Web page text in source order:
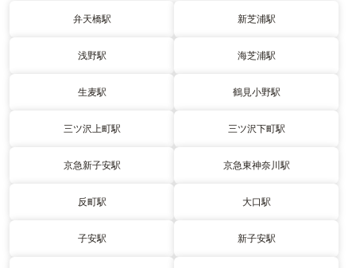
弁天橋駅 新芝浦駅
浅野駅 海芝浦駅
生麦駅 鶴見小野駅
三ツ沢上町駅 三ツ沢下町駅
京急新子安駅 京急東神奈川駅
反町駅 大口駅
子安駅 新子安駅